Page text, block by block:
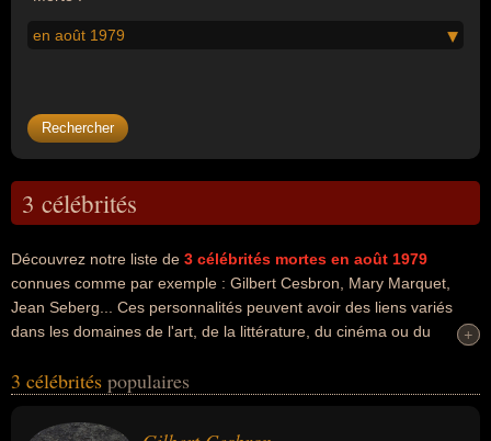
en août 1979
3 célébrités
Découvrez notre liste de 3 célébrités mortes en août 1979
connues comme par exemple : Gilbert Cesbron, Mary Marquet,
Jean Seberg... Ces personnalités peuvent avoir des liens variés
dans les domaines de l'art, de la littérature, du cinéma ou du
ou acteur. En ce qui concerne leurs nationalités au moment de
exemple.
+
+
3 célébrités populaires